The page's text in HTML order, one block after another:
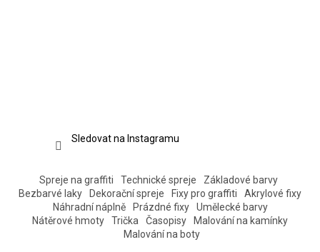
Sledovat na Instagramu
Spreje na graffiti Technické spreje
Základové barvy
Bezbarvé laky
Dekorační spreje Fixy pro graffiti
Akrylové fixy
Náhradní náplně
Prázdné fixy
Umělecké barvy
Nátěrové hmoty
Trička Časopisy
Malování na kamínky
Malování na boty